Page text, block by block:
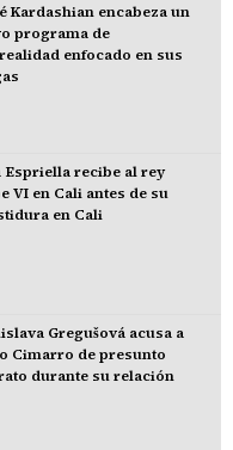
Kardashian encabeza un
programa de
enfocado en sus
Espriella recibe al rey
VI en Cali antes de su
en Cali
Gregušová acusa a
Cimarro de presunto
durante su relación